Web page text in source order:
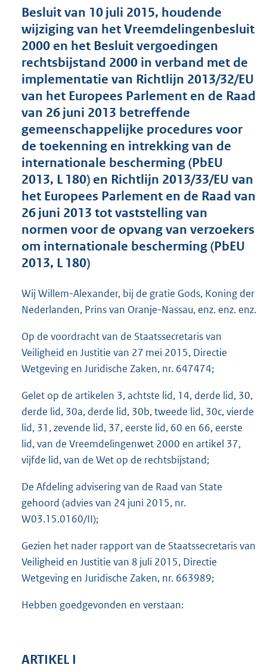
n
d
s
g
o
o
t
t
e
:
1
9
K
b
Besluit van 10 juli 2015, houdende
wijziging van het Vreemdelingenbesluit
2000 en het Besluit vergoedingen
rechtsbijstand 2000 in verband met de
implementatie van Richtlijn 2013/32/EU
van het Europees Parlement en de Raad
van 26 juni 2013 betreffende
gemeenschappelijke procedures voor
de toekenning en intrekking van de
internationale bescherming (PbEU
2013, L 180) en Richtlijn 2013/33/EU van
het Europees Parlement en de Raad van
26 juni 2013 tot vaststelling van
normen voor de opvang van verzoekers
om internationale bescherming (PbEU
2013, L 180)
Wij Willem-Alexander, bij de gratie Gods, Koning der
Nederlanden, Prins van Oranje-Nassau, enz. enz. enz.
Op de voordracht van de Staatssecretaris van
Veiligheid en Justitie van 27 mei 2015, Directie
Wetgeving en Juridische Zaken, nr. 647474;
Gelet op de artikelen 3, achtste lid, 14, derde lid, 30,
derde lid, 30a, derde lid, 30b, tweede lid, 30c, vierde
lid, 31, zevende lid, 37, eerste lid, 60 en 66, eerste
lid, van de Vreemdelingenwet 2000 en artikel 37,
vijfde lid, van de Wet op de rechtsbijstand;
De Afdeling advisering van de Raad van State
gehoord (advies van 24 juni 2015, nr.
W03.15.0160/II);
Gezien het nader rapport van de Staatssecretaris van
Veiligheid en Justitie van 8 juli 2015, Directie
Wetgeving en Juridische Zaken, nr. 663989;
Hebben goedgevonden en verstaan:
ARTIKEL I